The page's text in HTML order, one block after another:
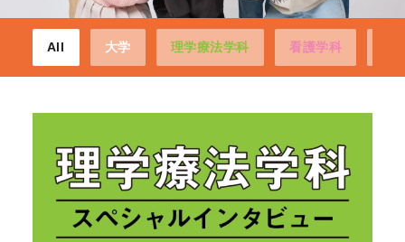
All 大学 理学療法学科 看護学科